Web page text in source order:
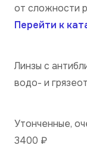
от сложности
Перейти к
Линзы с
водо- и
Утонченные,
3400 ₽